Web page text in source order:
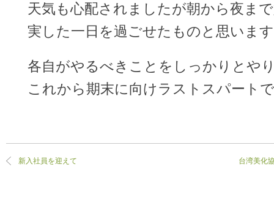
天気も心配されましたが朝から夜ま
実した一日を過ごせたものと思いま
各自がやるべきことをしっかりとや
これから期末に向けラストスパート
新入社員を迎えて 台湾美化